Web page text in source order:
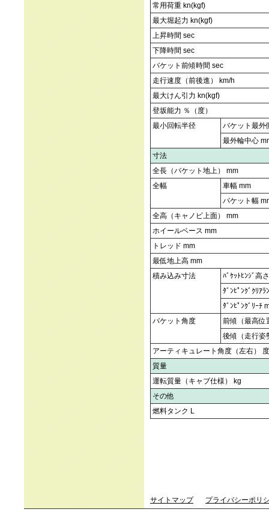
常用荷重 kn(kgf)
最大堀起力 kn(kgf)
上昇時間 sec
下降時間 sec
バケット前傾時間 sec
走行速度（前後進） km/h
最大けん引力 kn(kgf)
登坂能力 ％（度）
最小回転半径
バケット最外
最外輪中心
寸法
全長（バケット地上） mm
全幅
車幅 mm
バケット幅
全高（キャノビ上面） mm
ホイールベース mm
トレッド mm
最低地上高 mm
積み込み寸法
ﾊﾞｹｯﾄﾋﾝｼﾞ高
ﾀﾞﾝﾋﾟﾝｸﾞｸﾘｱﾗ
ﾀﾞﾝﾋﾟﾝｸﾞﾘｰﾁ
バケット角度
前傾（最高位
後傾（走行姿
アーティキュレート角度（左右） 度
質量
運転質量（キャブ仕様） kg
その他
燃料タンク L
サイトマップ プライバシーポリ